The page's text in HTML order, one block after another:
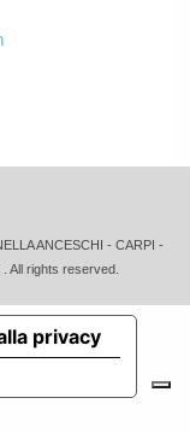
ANCESCHI - CARPI -
All rights reserved.
privacy